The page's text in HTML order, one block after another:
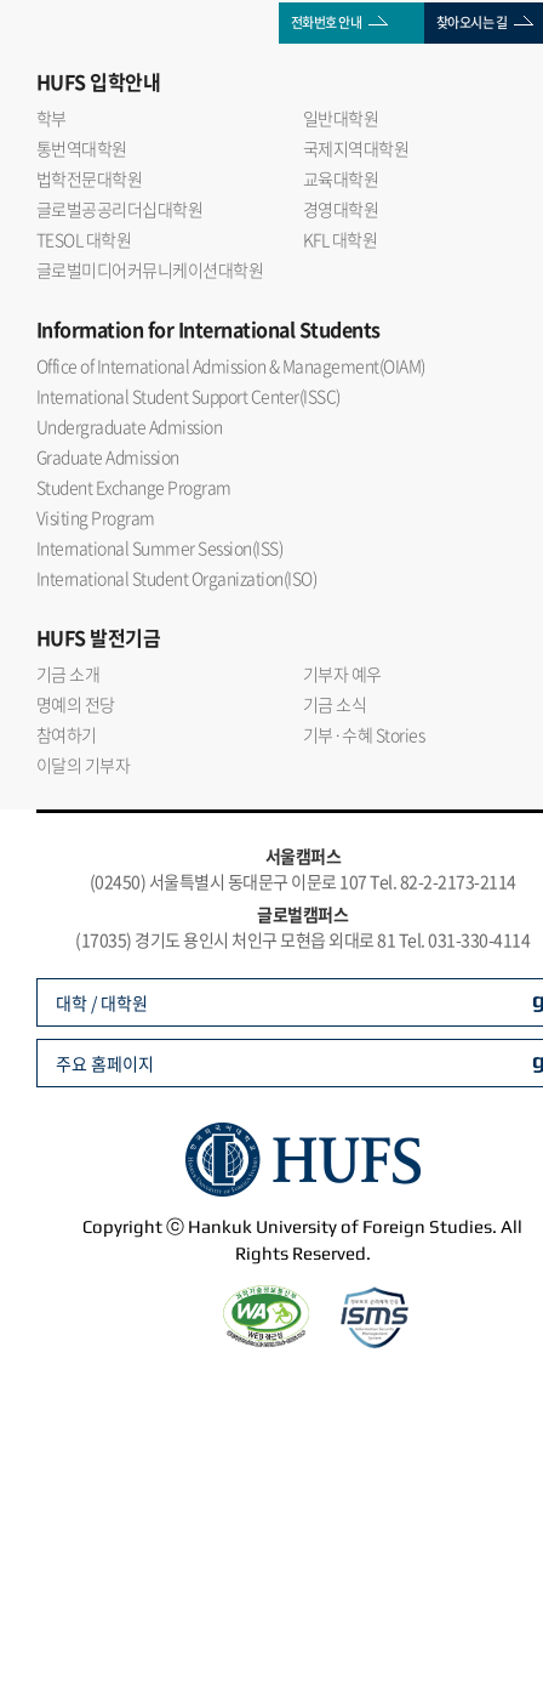
전화번호 안내 찾아오시는 길
HUFS입학안내
학부
일반대학원
통번역대학원
국제지역대학원
법학전문대학원
교육대학원
글로벌공공리더십대학원
경영대학원
TESOL 대학원
KFL 대학원
글로벌미디어커뮤니케이션대학원
Informationfor International Students
Office of International Admission & Management(OIAM)
International Student Support Center(ISSC)
Undergraduate Admission
Graduate Admission
Student Exchange Program
Visiting Program
International Summer Session(ISS)
International Student Organization(ISO)
HUFS발전기금
기금 소개
기부자 예우
명예의 전당
기금 소식
참여하기
기부·수혜 Stories
이달의 기부자
서울캠퍼스
(02450) 서울특별시 동대문구 이문로 107 Tel. 82-2-2173-2114
글로벌캠퍼스
(17035) 경기도 용인시 처인구 모현읍 외대로 81 Tel. 031-330-4114
Copyright ⓒ Hankuk University of Foreign Studies. All
Rights Reserved.
대학 / 대학원
주요 홈페이지